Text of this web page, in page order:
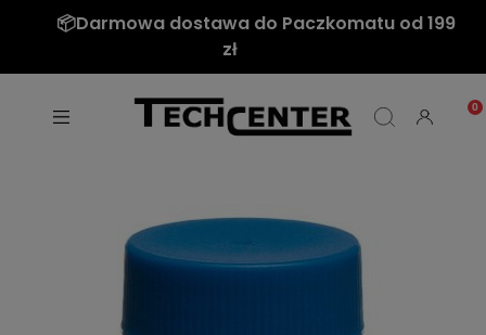
📦Darmowa dostawa do Paczkomatu od 199
zł